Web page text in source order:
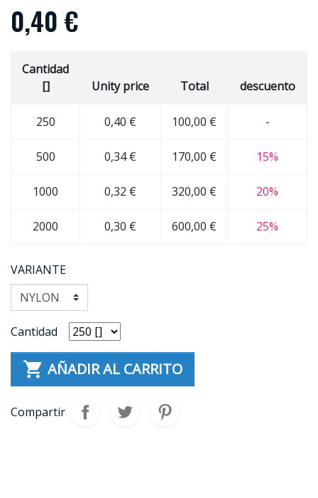
0,40 €
Cantidad
[]
Unity price Total descuento
250 0,40 € 100,00 € -
500 0,34 € 170,00 € 15%
1000 0,32 € 320,00 € 20%
2000 0,30 € 600,00 € 25%
VARIANTE
Cantidad
 AÑADIR AL CARRITO
Compartir